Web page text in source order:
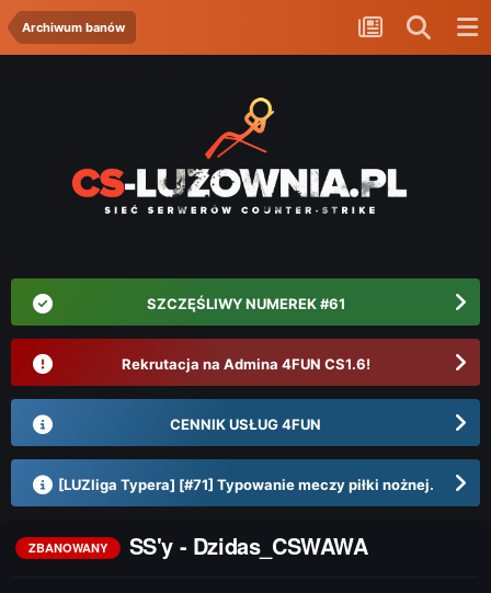
Archiwum banów
SZCZĘŚLIWY NUMEREK #61
Rekrutacja na Admina 4FUN CS1.6!
CENNIK USŁUG 4FUN
[LUZliga Typera] [#71] Typowanie meczy piłki nożnej.
ZBANOWANY SS'y - Dzidas_CSWAWA